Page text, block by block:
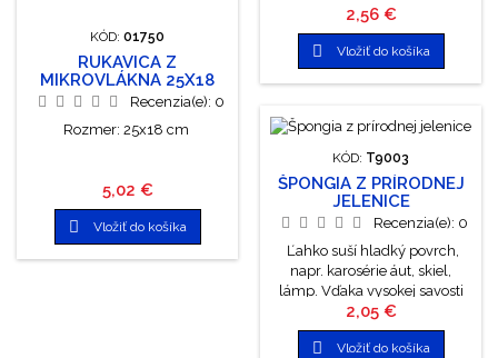
KÓD: 01750
RUKAVICA Z
MIKROVLÁKNA 25X18
CMRecenzia(e): 0
Rozmer: 25x18 cm
Cena
5,02 €
 Vložiť do košíka
Cena
2,56 €
 Vložiť do košíka
KÓD: T9003
ŠPONGIA Z PRÍRODNEJ
JELENICE
Recenzia(e): 0
Ľahko suší hladký povrch,
napr. karosérie áut, skiel,
lámp. Vďaka vysokej savosti
nenecháva šmuhy a škvrny.
Rozmery: 12,5x8,5x5,5 cm
Cena
2,05 €
 Vložiť do košíka